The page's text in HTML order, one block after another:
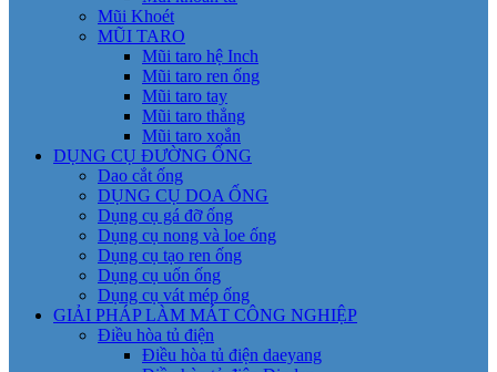
Mũi Khoét
MŨI TARO
Mũi taro hệ Inch
Mũi taro ren ống
Mũi taro tay
Mũi taro thẳng
Mũi taro xoắn
DỤNG CỤ ĐƯỜNG ỐNG
Dao cắt ống
DỤNG CỤ DOA ỐNG
Dụng cụ gá đỡ ống
Dụng cụ nong và loe ống
Dụng cụ tạo ren ống
Dụng cụ uốn ống
Dụng cụ vát mép ống
GIẢI PHÁP LÀM MÁT CÔNG NGHIỆP
Điều hòa tủ điện
Điều hòa tủ điện daeyang